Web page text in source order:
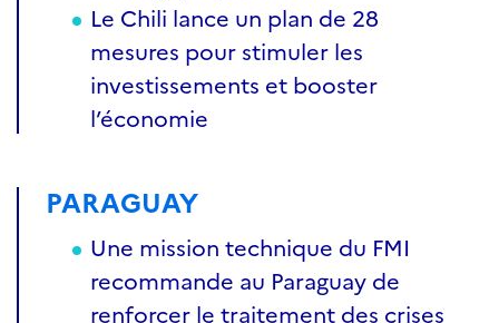
Le Chili lance un plan de 28
mesures pour stimuler les
investissements et booster
l’économie
PARAGUAY
Une mission technique du FMI
recommande au Paraguay de
renforcer le traitement des crises